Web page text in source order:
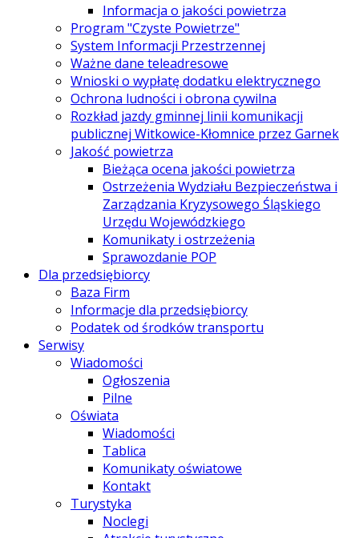
Informacja o jakości powietrza
Program "Czyste Powietrze"
System Informacji Przestrzennej
Ważne dane teleadresowe
Wnioski o wypłatę dodatku elektrycznego
Ochrona ludności i obrona cywilna
Rozkład jazdy gminnej linii komunikacji
publicznej Witkowice-Kłomnice przez Garnek
Jakość powietrza
Bieżąca ocena jakości powietrza
Ostrzeżenia Wydziału Bezpieczeństwa i
Zarządzania Kryzysowego Śląskiego
Urzędu Wojewódzkiego
Komunikaty i ostrzeżenia
Sprawozdanie POP
Dla przedsiębiorcy
Baza Firm
Informacje dla przedsiębiorcy
Podatek od środków transportu
Serwisy
Wiadomości
Ogłoszenia
Pilne
Oświata
Wiadomości
Tablica
Komunikaty oświatowe
Kontakt
Turystyka
Noclegi